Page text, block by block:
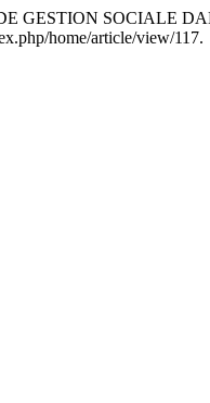
GESTION SOCIALE
home/article/view/117.